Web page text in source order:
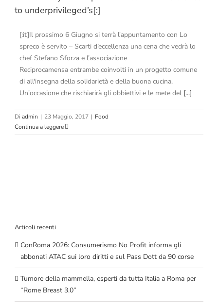
to underprivileged’s[:]
[:it]Il prossimo 6 Giugno si terrà l'appuntamento con Lo
spreco è servito – Scarti d’eccellenza una cena che vedrà lo
chef Stefano Sforza e l’associazione
Reciprocamensa entrambe coinvolti in un progetto comune
di all'insegna della solidarietà e della buona cucina.
Un'occasione che rischiarirà gli obbiettivi e le mete del [...]
Di admin | 23 Maggio, 2017 | Food
Continua a leggere
Articoli recenti
ConRoma 2026: Consumerismo No Profit informa gli
abbonati ATAC sui loro diritti e sul Pass Dott da 90 corse
Tumore della mammella, esperti da tutta Italia a Roma per
“Rome Breast 3.0”